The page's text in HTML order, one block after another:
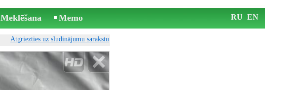
Meklēšana Memo RU EN
Atgriezties uz sludinājumu sarakstu